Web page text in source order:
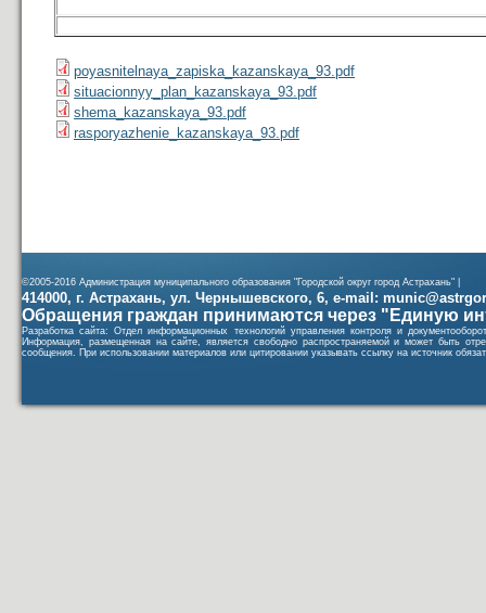
poyasnitelnaya_zapiska_kazanskaya_93.pdf
situacionnyy_plan_kazanskaya_93.pdf
shema_kazanskaya_93.pdf
rasporyazhenie_kazanskaya_93.pdf
©2005-2016 Администрация муниципального образования "Городской округ город Астрахань" |
414000, г. Астрахань, ул. Чернышевского, 6, e-mail:
Обращения граждан принимаются через "Единую
Разработка сайта: Отдел информационных технологий управления контроля и
Информация, размещенная на сайте, является свободно распространяемой и может быть
сообщения. При использовании материалов или цитировании указывать ссылку на источник